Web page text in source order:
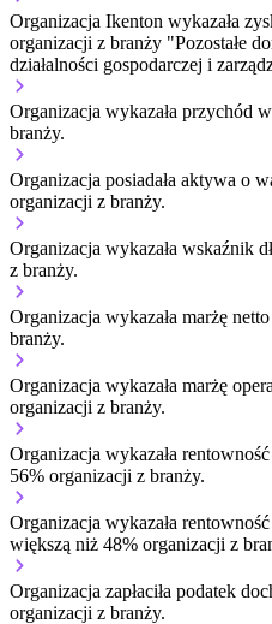
Organizacja Ikenton wykazała
organizacji z branży "Pozostałe
działalności gospodarczej i
Organizacja wykazała przychód
branży.
Organizacja posiadała aktywa o
organizacji z branży.
Organizacja wykazała wskaźnik
z branży.
Organizacja wykazała marżę
branży.
Organizacja wykazała marżę
organizacji z branży.
Organizacja wykazała
56% organizacji z branży.
Organizacja wykazała
większą niż 48% organizacji z
Organizacja zapłaciła podatek
organizacji z branży.